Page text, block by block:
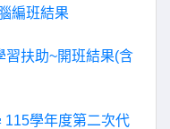
編班結果
習扶助~開班結果(含
115學年度第二次代